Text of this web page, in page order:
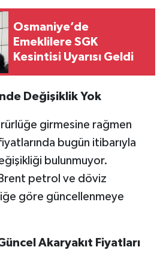
Osmaniye’de
Emeklilere SGK
Kesintisi Uyarısı Geldi
Değişiklik Yok
girmesine rağmen
bugün itibarıyla
bulunmuyor.
petrol ve döviz
göre güncellenmeye
Akaryakıt Fiyatları